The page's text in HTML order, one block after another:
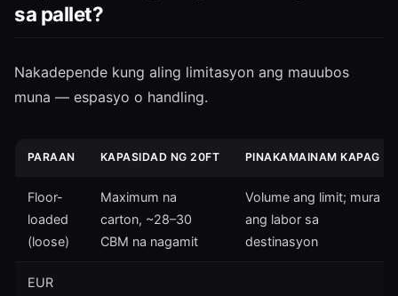
sa pallet?
Nakadepende kung aling limitasyon ang mauubos
muna — espasyo o handling.
PARAAN KAPASIDAD NG 20FT PINAKAMAINAM KAPAG
Floor-
loaded
(loose)
Maximum na
carton, ~28–30
CBM na nagamit
Volume ang limit; mura
ang labor sa
destinasyon
EUR